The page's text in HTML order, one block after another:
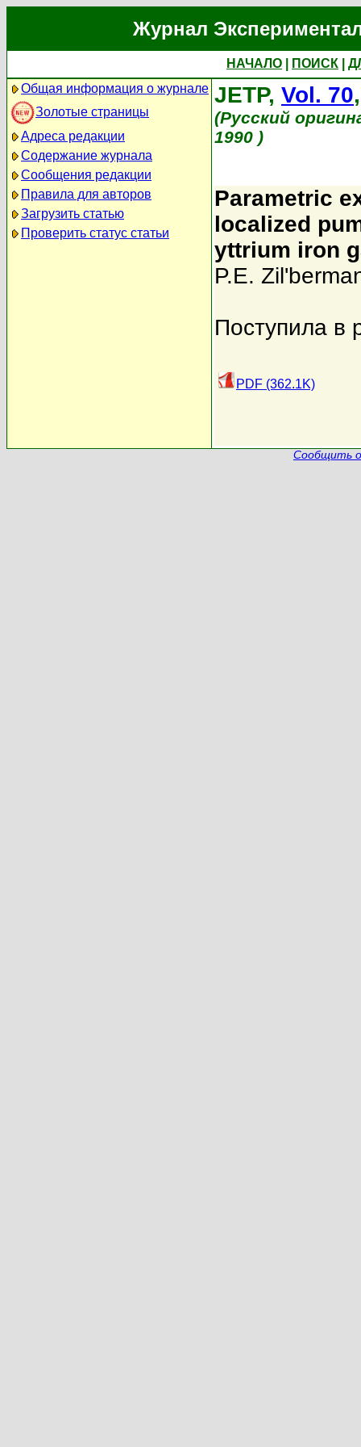
Журнал
НАЧАЛО ПОИСК
Общая информация о журнале
Золотые страницы
Адреса редакции
Содержание журнала
Сообщения редакции
Правила для авторов
Загрузить статью
Проверить статус статьи
JETP, Vol. 70
(Русский
1990 )
Parametric
localized
yttrium iron
P.E.
Поступила в
PDF (362.1K)
Сообщить о